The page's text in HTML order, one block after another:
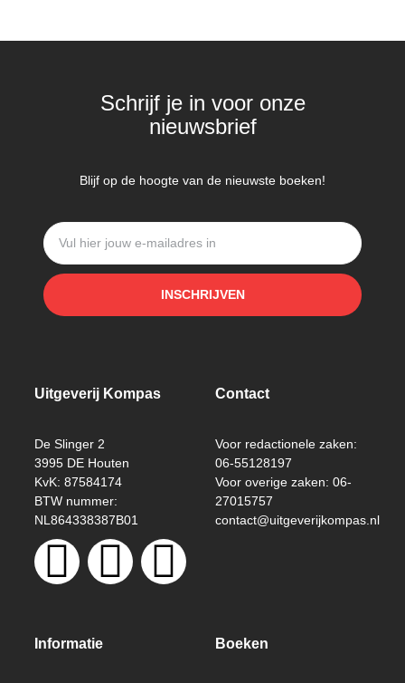
Schrijf je in voor onze
nieuwsbrief
Blijf op de hoogte van de nieuwste boeken!
INSCHRIJVEN
Uitgeverij Kompas
De Slinger 2
3995 DE Houten
KvK: 87584174
BTW nummer:
NL864338387B01
Contact
Voor redactionele zaken:
06-55128197
Voor overige zaken: 06-
27015757
contact@uitgeverijkompas.nl
Informatie Boeken